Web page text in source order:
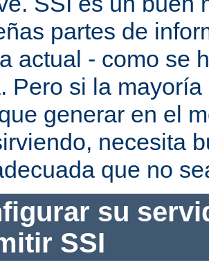
partes de
actual - como se
Pero si la
generar en el
necesita
que no
su
SSI